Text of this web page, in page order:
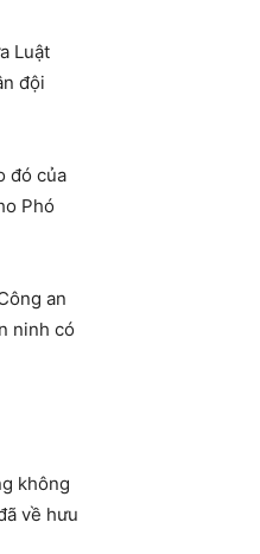
Luật
đội
đó của
Phó
an
ninh có
không
về hưu